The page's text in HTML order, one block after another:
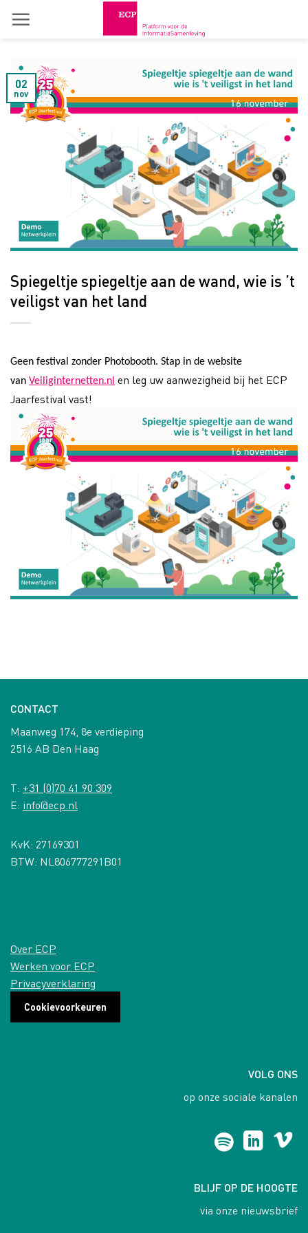
02
nov
Spiegeltje spiegeltje aan de wand, wie is ’t
veiligst van het land
Geen festival zonder Photobooth. Stap in de website
van Veiliginternetten.nl en leg uw aanwezigheid bij het ECP
Jaarfestival vast!
CONTACT
Maanweg 174, 8e verdieping
2516 AB Den Haag
T: +31 (0)70 41 90 309
E: info@ecp.nl
KvK: 27169301
BTW: NL806777291B01
Over ECP
Werken voor ECP
Privacyverklaring
Cookievoorkeuren
VOLG ONS
op onze sociale kanalen
BLIJF OP DE HOOGTE
via onze nieuwsbrief